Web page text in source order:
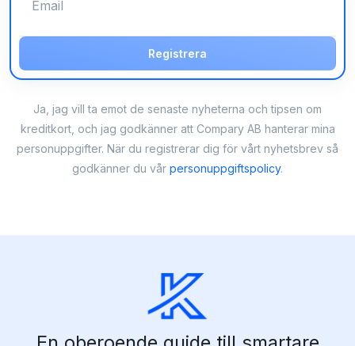
Registrera
Ja, jag vill ta emot de senaste nyheterna och tipsen om
kreditkort, och jag godkänner att Compary AB hanterar mina
personuppgifter. När du registrerar dig för vårt nyhetsbrev så
godkänner du vår personuppgiftspolicy.